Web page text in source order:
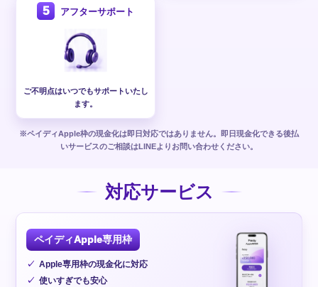
5 アフターサポート
ご不明点はいつでもサポートいたし
ます。
※ペイディApple枠の現金化は即日対応ではありません。即日現金化できる後払
いサービスのご相談はLINEよりお問い合わせください。
対応サービス
ペイディApple専用枠
Apple専用枠の現金化に対応
使いすぎでも安心